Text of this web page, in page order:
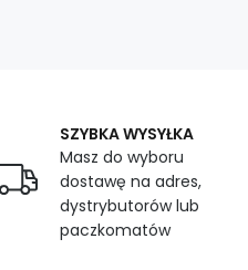
SZYBKA WYSYŁKA
Masz do wyboru
dostawę na adres,
dystrybutorów lub
paczkomatów